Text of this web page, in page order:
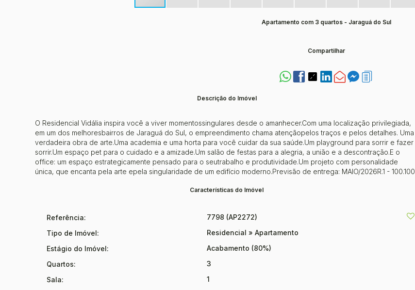
Apartamento com 3 quartos - Jaraguá do Sul
Compartilhar
Descrição do Imóvel
O Residencial Vidália inspira você a viver momentossingulares desde o amanhecer.Com uma localização privilegiada,
em um dos melhoresbairros de Jaraguá do Sul, o empreendimento chama atençãopelos traços e pelos detalhes. Uma
verdadeira obra de arte.Uma academia e uma horta para você cuidar da sua saúde.Um playground para sorrir e fazer
sorrir.Um espaço pet para o cuidado e a amizade.Um salão de festas para a alegria, a união e a descontração.E o
office: um espaço estrategicamente pensado para o seutrabalho e produtividade.Um projeto com personalidade
única, que encanta pela arte epela singularidade de um edifício moderno.Previsão de entrega: MAIO/2026R.1 - 100.100
Características do Imóvel
Referência: 7798 (AP2272)
Tipo de Imóvel:
Residencial » Apartamento
Estágio do Imóvel:
Acabamento (80%)
Quartos:
3
Sala:
1